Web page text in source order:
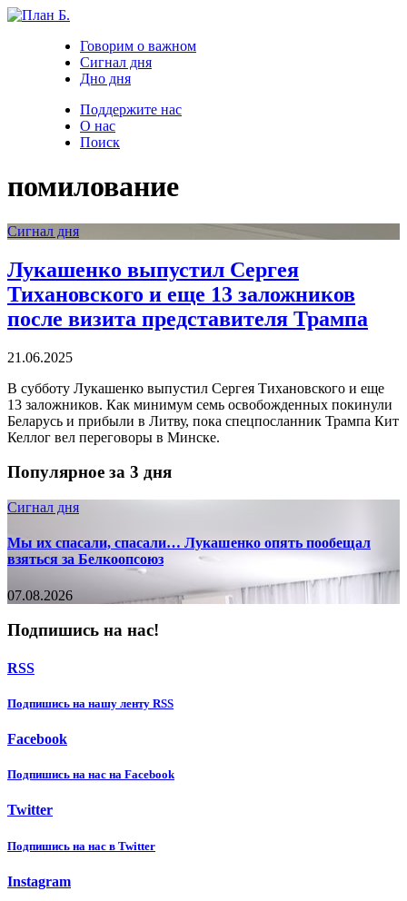
Говорим о важном
Сигнал дня
Дно дня
Поддержите нас
О нас
Поиск
помилование
Сигнал дня
Лукашенко выпустил Сергея
Тихановского и еще 13 заложников
после визита представителя Трампа
21.06.2025
В субботу Лукашенко выпустил Сергея Тихановского и еще
13 заложников. Как минимум семь освобожденных покинули
Беларусь и прибыли в Литву, пока спецпосланник Трампа Кит
Келлог вел переговоры в Минске.
Популярное за 3 дня
Сигнал дня
Мы их спасали, спасали… Лукашенко опять пообещал
взяться за Белкоопсоюз
07.08.2026
Подпишись на нас!
RSS
Подпишиcь на нашу ленту RSS
Facebook
Подпишиcь на нас на Facebook
Twitter
Подпишиcь на нас в Twitter
Instagram